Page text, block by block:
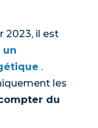
2023, il est
un
.
les
du